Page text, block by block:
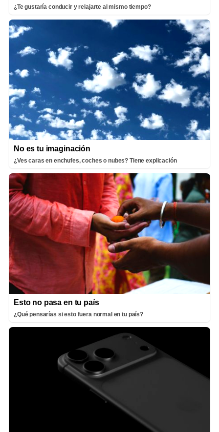
¿Te gustaría conducir y relajarte al mismo tiempo?
No es tu imaginación
¿Ves caras en enchufes, coches o nubes? Tiene explicación
Esto no pasa en tu país
¿Qué pensarías si esto fuera normal en tu país?